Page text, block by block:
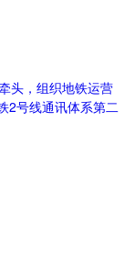
头，组织地铁运营
2号线通讯体系第二